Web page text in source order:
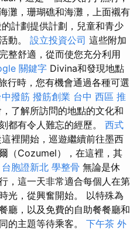
灘，珊瑚礁和海灘，上面襯有
計劃提供計劃，兒童和青少
動。 設立投資公司 這些附加
整舒適，從而使您充分利用
關鍵字 Divina和發現地點
行時，您有機會通過各種可選
中撥筋 撥筋創業 台中 西區 推
了解所訪問的地點的文化和
都有令人難忘的經歷。 西式
裡開始，巡遊繼續前往墨西
（Cozumel），在這裡，其
台胞證新北 學整骨 無論是休
，這一天非常適合每個人在第
光，從興奮開始。 以特殊為
廳，以及免費的自助餐餐廳和
的主題等待乘客。 下午茶 外